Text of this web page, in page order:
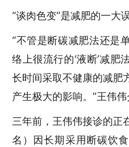
“谈肉色变”是减肥的一大
“不管是断碳减肥法还是
络上很流行的‘液断’减肥
长时间采取不健康的减肥
产生极大的影响。”王伟伟
三年前，王伟伟接诊的正
名）因长期采用断碳饮